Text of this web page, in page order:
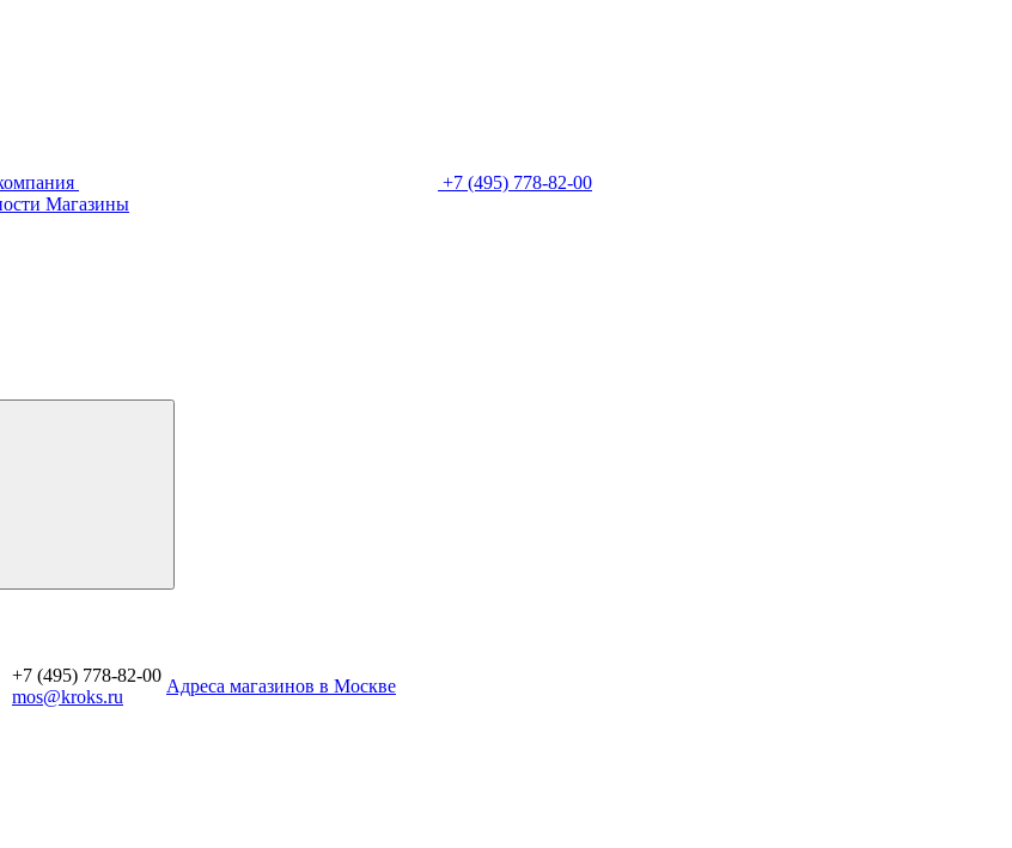
+7 (495) 778-82-00
Магазины
+7 (495) 778-82-00
mos@kroks.ru
Aдреса магазинов в Москве